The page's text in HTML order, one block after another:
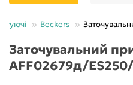
Beckers
Заточувальний
AFF02679д/